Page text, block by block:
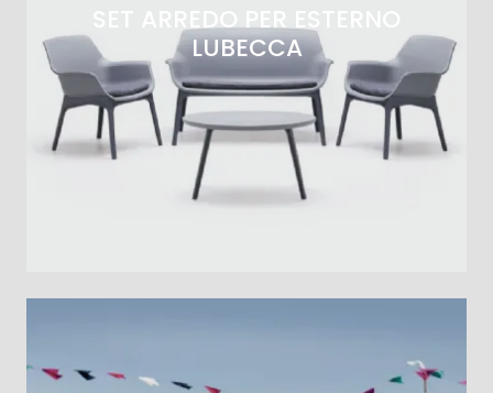
SET ARREDO PER ESTERNO
LUBECCA